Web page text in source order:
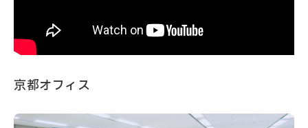
京都オフィス